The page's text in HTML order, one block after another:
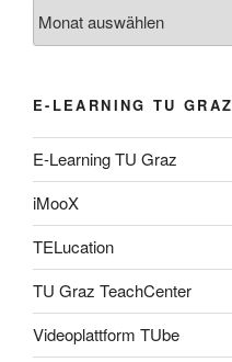
E-LEARNING TU GRAZ
E-Learning TU Graz
iMooX
TELucation
TU Graz TeachCenter
Videoplattform TUbe